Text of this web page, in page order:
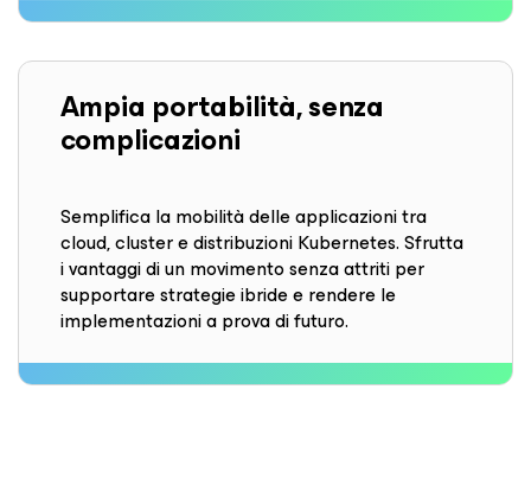
Ampia portabilità, senza
complicazioni
Semplifica la mobilità delle applicazioni tra
cloud, cluster e distribuzioni Kubernetes. Sfrutta
i vantaggi di un movimento senza attriti per
supportare strategie ibride e rendere le
implementazioni a prova di futuro.